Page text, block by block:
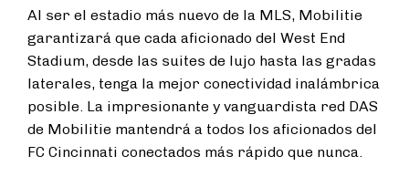
Al ser el estadio más nuevo de la MLS, Mobilitie
garantizará que cada aficionado del West End
Stadium, desde las suites de lujo hasta las gradas
laterales, tenga la mejor conectividad inalámbrica
posible. La impresionante y vanguardista red DAS
de Mobilitie mantendrá a todos los aficionados del
FC Cincinnati conectados más rápido que nunca.